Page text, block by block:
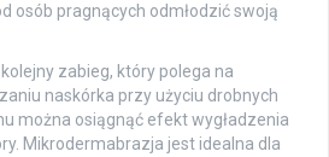
osób pragnących odmłodzić swoją
zabieg, który polega na
naskórka przy użyciu drobnych
można osiągnąć efekt wygładzenia
Mikrodermabrazja jest idealna dla